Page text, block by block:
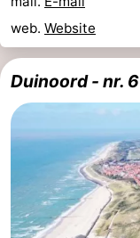
web. Website
Duinoord - nr. 6